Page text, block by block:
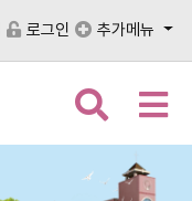
로그인 추가메뉴
검
색
버
메
뉴
버
튼